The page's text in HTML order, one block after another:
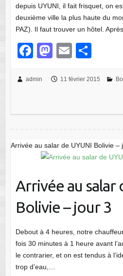
depuis UYUNI, il fait frisquet, on
deuxième ville la plus haute du
PAZ). Il faut trouver un hôtel.
F
c
b
o
M
st
d
n
E
ail ta
er
admin 11 février 2015
Arrivée au salar de UYUNI Bolivie –
Arrivée au salar
Bolivie – jour 3
Debout à 4 heures, notre
fois 30 minutes à 1 heure avant
le contrarier, et on est tendus à
trop d’eau,…